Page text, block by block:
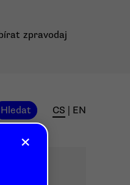
zpravodaj
Hledat CS EN
×